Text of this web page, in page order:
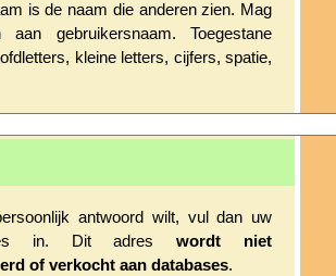
is de naam die anderen zien. Mag
gebruikersnaam. Toegestane
kleine letters, cijfers, spatie,
antwoord wilt, vul dan uw
in. Dit adreswordt niet
of verkocht aan databases.